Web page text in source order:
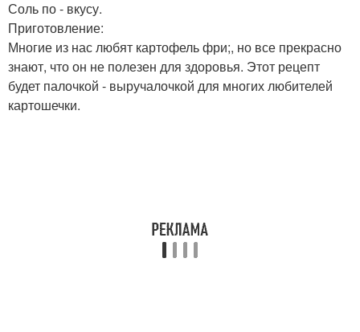
Соль по - вкусу.
Приготовление:
Многие из нас любят картофель фри;, но все прекрасно
знают, что он не полезен для здоровья. Этот рецепт
будет палочкой - выручалочкой для многих любителей
картошечки.